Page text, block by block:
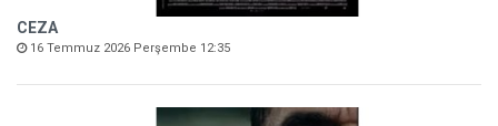
CEZA
16 Temmuz 2026 Perşembe 12:35